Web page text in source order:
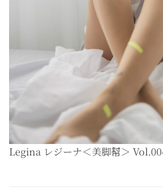
Legina レジーナ＜美脚幇＞